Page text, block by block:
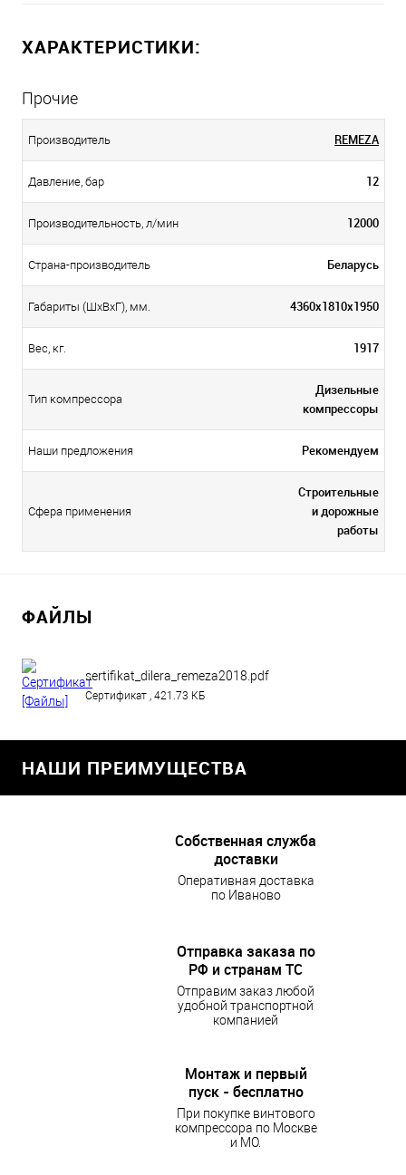
ХАРАКТЕРИСТИКИ:
Прочие
Производитель REMEZA
Давление, бар 12
Производительность, л/мин 12000
Страна-производитель Беларусь
Габариты (ШхВхГ), мм. 4360х1810х1950
Вес, кг. 1917
Тип компрессора
Дизельные
компрессоры
Наши предложения Рекомендуем
Сфера применения
Строительные
и дорожные
работы
ФАЙЛЫ
sertifikat_dilera_remeza2018.pdf
Сертификат , 421.73 КБ
НАШИ ПРЕИМУЩЕСТВА
Собственная служба
доставки
Оперативная доставка
по Иваново
Отправка заказа по
РФ и странам ТС
Отправим заказ любой
удобной транспортной
компанией
Монтаж и первый
пуск - бесплатно
При покупке винтового
компрессора по Москве
и МО.